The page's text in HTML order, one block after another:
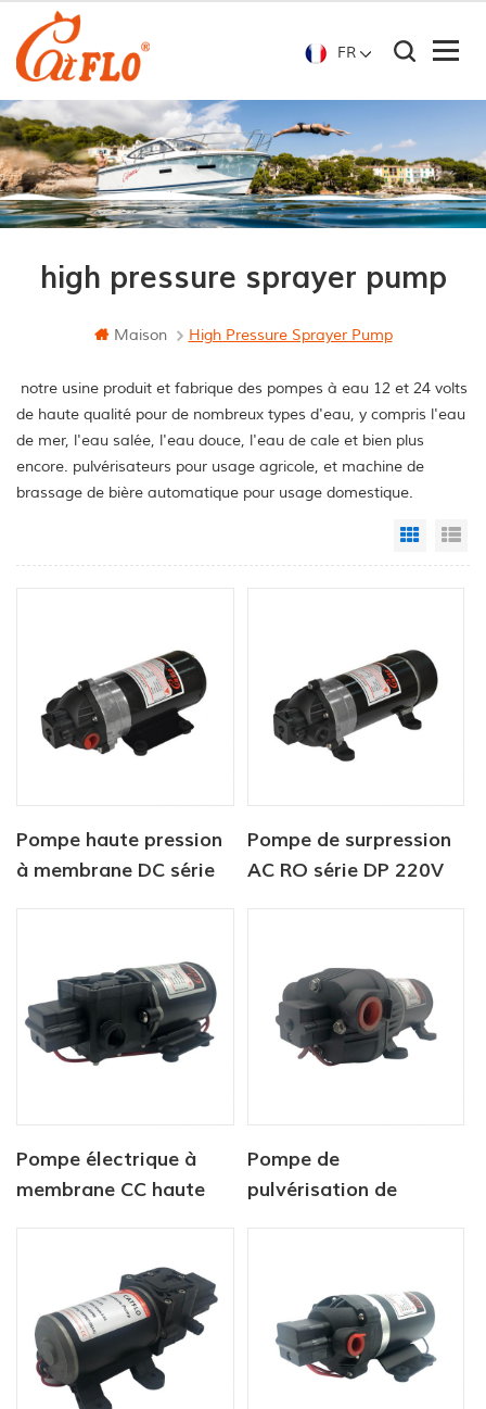
FR
high pressure sprayer pump
Maison High Pressure Sprayer Pump
notre usine produit et fabrique des pompes à eau 12 et 24 volts
de haute qualité pour de nombreux types d'eau, y compris l'eau
de mer, l'eau salée, l'eau douce, l'eau de cale et bien plus
encore. pulvérisateurs pour usage agricole, et machine de
brassage de bière automatique pour usage domestique.
Grid
Pompe haute pression
à membrane DC série
Pompe de surpression
AC RO série DP 220V
Pompe électrique à
membrane CC haute
Pompe de
pulvérisation de